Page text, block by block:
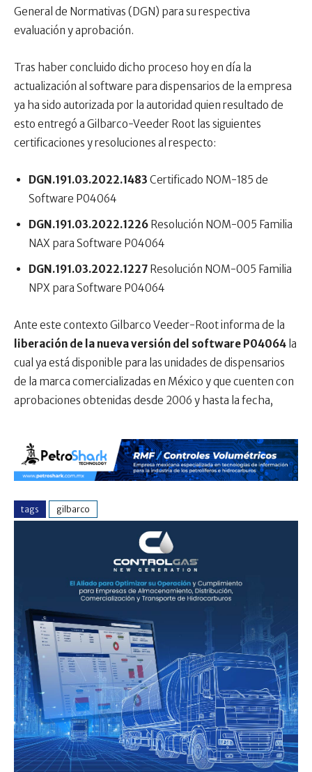
General de Normativas (DGN) para su respectiva
evaluación y aprobación.
Tras haber concluido dicho proceso hoy en día la
actualización al software para dispensarios de la empresa
ya ha sido autorizada por la autoridad quien resultado de
esto entregó a Gilbarco-Veeder Root las siguientes
certificaciones y resoluciones al respecto:
DGN.191.03.2022.1483 Certificado NOM-185 de
Software P04064
DGN.191.03.2022.1226 Resolución NOM-005 Familia
NAX para Software P04064
DGN.191.03.2022.1227 Resolución NOM-005 Familia
NPX para Software P04064
Ante este contexto Gilbarco Veeder-Root informa de la
liberación de la nueva versión del software P04064 la
cual ya está disponible para las unidades de dispensarios
de la marca comercializadas en México y que cuenten con
aprobaciones obtenidas desde 2006 y hasta la fecha,
tags gilbarco